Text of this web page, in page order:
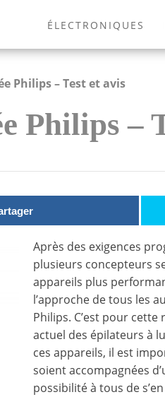
ÉLECTRONIQUES
MODE
Philips – Test et avis
Philips –
Après des exigences
plusieurs concepteurs
appareils plus
l’approche de tous les
Philips. C’est pour
actuel des épilateurs à
ces appareils, il est
soient accompagnées
possibilité à tous de